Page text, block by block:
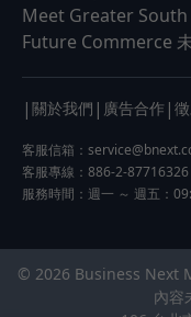
Meet Greater South
Future Commerce
| 關於我們 | 廣告合作 |
客服信箱：
客服專線：886-2-87716326
服務時間：週一 ～ 週五：
© 2026 Business Next
內容